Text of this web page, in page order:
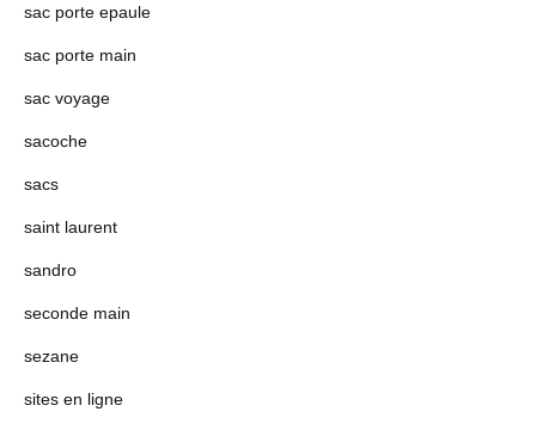
sac porte epaule
sac porte main
sac voyage
sacoche
sacs
saint laurent
sandro
seconde main
sezane
sites en ligne